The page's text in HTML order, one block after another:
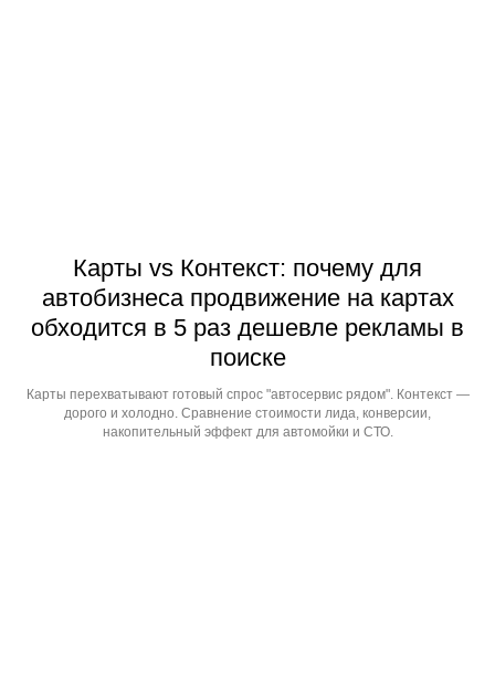
Карты vs Контекст: почему для
автобизнеса продвижение на картах
обходится в 5 раз дешевле рекламы в
поиске
Карты перехватывают готовый спрос "автосервис рядом". Контекст —
дорого и холодно. Сравнение стоимости лида, конверсии,
накопительный эффект для автомойки и СТО.